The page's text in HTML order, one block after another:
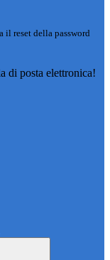
il reset della password
di posta elettronica!